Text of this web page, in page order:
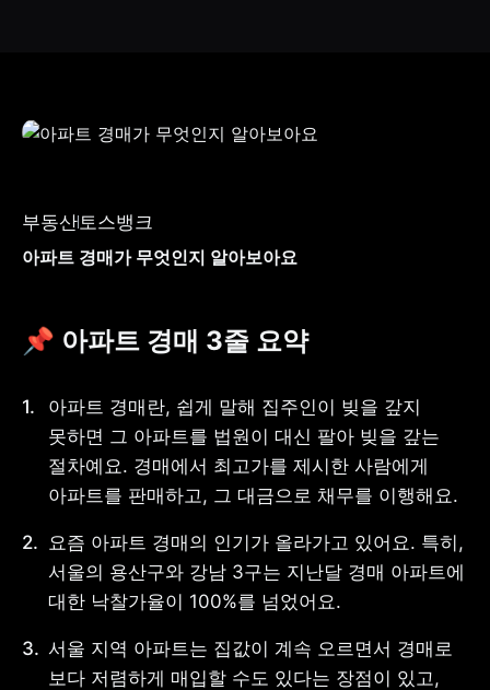
사업자 등록번호 : 462-86-01671
테헤란로 131, 13층 (역삼동,
한국지식재산센터)
대표 : 이은미
부동산 토스뱅크
아파트 경매가 무엇인지 알아보아요
📌 아파트 경매 3줄 요약
아파트 경매란, 쉽게 말해 집주인이 빚을 갚지
못하면 그 아파트를 법원이 대신 팔아 빚을 갚는
절차예요. 경매에서 최고가를 제시한 사람에게
아파트를 판매하고, 그 대금으로 채무를 이행해요.
요즘 아파트 경매의 인기가 올라가고 있어요. 특히,
서울의 용산구와 강남 3구는 지난달 경매 아파트에
대한 낙찰가율이 100%를 넘었어요.
서울 지역 아파트는 집값이 계속 오르면서 경매로
보다 저렴하게 매입할 수도 있다는 장점이 있고,